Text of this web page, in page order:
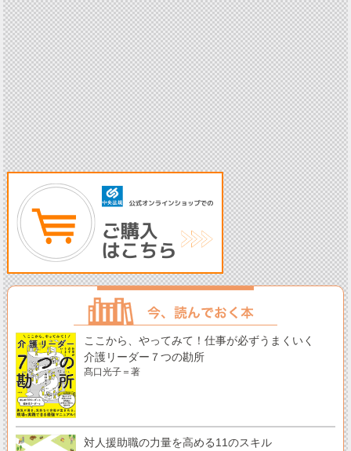
ここから、やってみて！仕事が必ずうまくいく
介護リーダー７つの勘所
髙口光子＝著
対人援助職の力量を高める11のスキル